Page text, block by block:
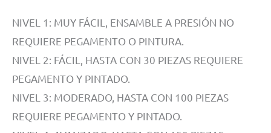
NIVEL 1: MUY FÁCIL, ENSAMBLE A PRESIÓN NO
REQUIERE PEGAMENTO O PINTURA.
NIVEL 2: FÁCIL, HASTA CON 30 PIEZAS REQUIERE
PEGAMENTO Y PINTADO.
NIVEL 3: MODERADO, HASTA CON 100 PIEZAS
REQUIERE PEGAMENTO Y PINTADO.